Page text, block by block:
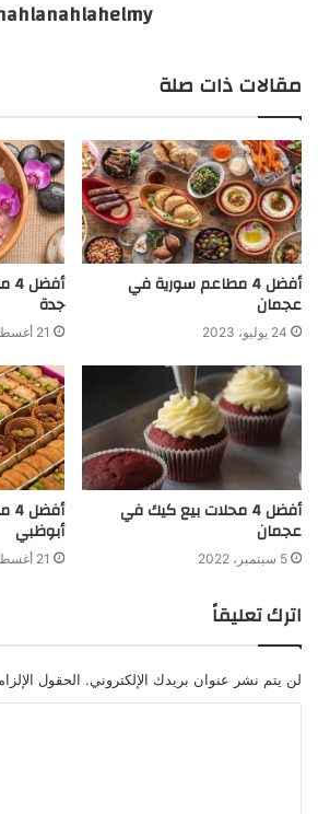
مقالات ذات صلة
أفضل 4 مطاعم سورية في
عجمان
24 يوليو، 2023
جدة
21 أغسطس، 2022
أفضل 4 محلات بيع كيك في
عجمان
5 سبتمبر، 2022
أبوظبي
21 أغسطس، 2022
اترك تعليقاً
لن يتم نشر عنوان بريدك الإلكتروني. الحقول